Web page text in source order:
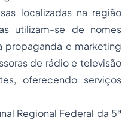
localizadas na região
utilizam-se de nomes
propaganda e marketing
de rádio e televisão
oferecendo serviços
Regional Federal da 5ª